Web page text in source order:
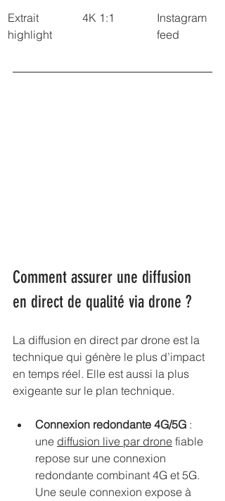
Extrait
highlight
4K 1:1
Instagram
feed
Comment assurer une diffusion
en direct de qualité via drone ?
La diffusion en direct par drone est la
technique qui génère le plus d’impact
en temps réel. Elle est aussi la plus
exigeante sur le plan technique.
Connexion redondante 4G/5G :
une diffusion live par drone fiable
repose sur une connexion
redondante combinant 4G et 5G.
Une seule connexion expose à